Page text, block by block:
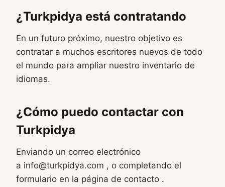
¿Turkpidya está contratando
En un futuro próximo, nuestro objetivo es
contratar a muchos escritores nuevos de todo
el mundo para ampliar nuestro inventario de
idiomas.
¿Cómo puedo contactar con
Turkpidya
Enviando un correo electrónico
a info@turkpidya.com , o completando el
formulario en la página de contacto .